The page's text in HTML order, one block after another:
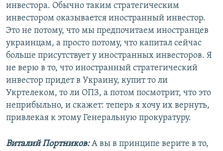
инвестора. Обычно таким стратегическим
инвестором оказывается иностранный инвестор.
Это не потому, что мы предпочитаем иностранцев
украинцам, а просто потому, что капитал сейчас
больше присутствует у иностранных инвесторов. Я
не верю в то, что иностранный стратегический
инвестор придет в Украину, купит то ли
Укртелеком, то ли ОПЗ, а потом посмотрит, что это
неприбыльно, и скажет: теперь я хочу их вернуть,
привлекая к этому Генеральную прокуратуру.
Виталий Портников:А вы в принципе верите в то,